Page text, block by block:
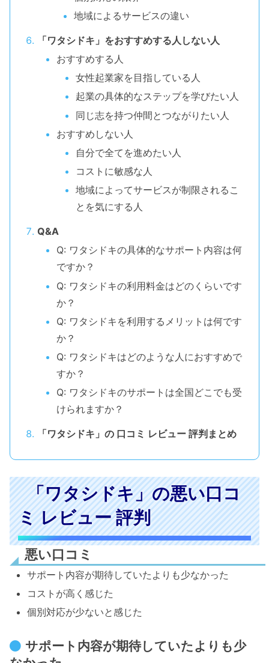
地域によるサービスの違い
「ワタシドキ」をおすすめする人しない人
おすすめする人
女性起業家を目指している人
起業の具体的なステップを学びたい人
同じ志を持つ仲間とつながりたい人
おすすめしない人
自分で全てを進めたい人
コストに敏感な人
地域によってサービスが制限されるこ
とを気にする人
Q&A
Q: ワタシドキの具体的なサポート内容は何
ですか？
Q: ワタシドキの利用料金はどのくらいです
か？
Q: ワタシドキを利用するメリットは何です
か？
Q: ワタシドキはどのような人におすすめで
すか？
Q: ワタシドキのサポートは全国どこでも受
けられますか？
「ワタシドキ」の 口コミ レビュー 評判まとめ
「ワタシドキ」の悪い口コ
ミ レビュー 評判
悪い口コミ
サポート内容が期待していたよりも少なかった
コストが高く感じた
個別対応が少ないと感じた
サポート内容が期待していたよりも少